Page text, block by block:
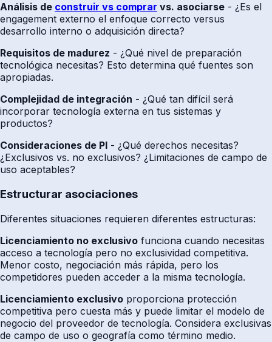
Análisis de construir vs comprar vs. asociarse - ¿Es el
engagement externo el enfoque correcto versus
desarrollo interno o adquisición directa?
Requisitos de madurez - ¿Qué nivel de preparación
tecnológica necesitas? Esto determina qué fuentes son
apropiadas.
Complejidad de integración - ¿Qué tan difícil será
incorporar tecnología externa en tus sistemas y
productos?
Consideraciones de PI - ¿Qué derechos necesitas?
¿Exclusivos vs. no exclusivos? ¿Limitaciones de campo de
uso aceptables?
Estructurar asociaciones
Diferentes situaciones requieren diferentes estructuras:
Licenciamiento no exclusivo funciona cuando necesitas
acceso a tecnología pero no exclusividad competitiva.
Menor costo, negociación más rápida, pero los
competidores pueden acceder a la misma tecnología.
Licenciamiento exclusivo proporciona protección
competitiva pero cuesta más y puede limitar el modelo de
negocio del proveedor de tecnología. Considera exclusivas
de campo de uso o geografía como término medio.